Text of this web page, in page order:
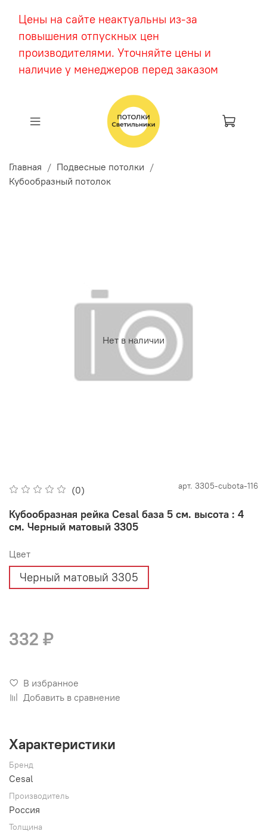
Цены на сайте неактуальны из-за
повышения отпускных цен
производителями. Уточняйте цены и
наличие у менеджеров перед заказом
Главная
Подвесные потолки
Кубообразный потолок
Нет в наличии
(0) арт. 3305-cubota-116
Кубообразная рейка Cesal база 5 см. высота : 4
см. Черный матовый 3305
Цвет
Черный матовый 3305
332 ₽
В избранное
Добавить в сравнение
Характеристики
Бренд
Cesal
Производитель
Россия
Толщина